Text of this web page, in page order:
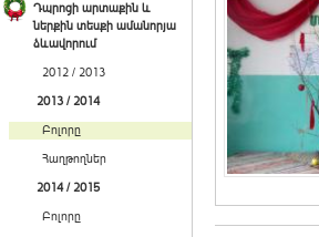
Դպրոցի արտաքին և
ներքին տեսքի ամանորյա
ձևավորում
2012 / 2013
2013 / 2014
Բոլորը
Հաղթողներ
2014 / 2015
Բոլորը